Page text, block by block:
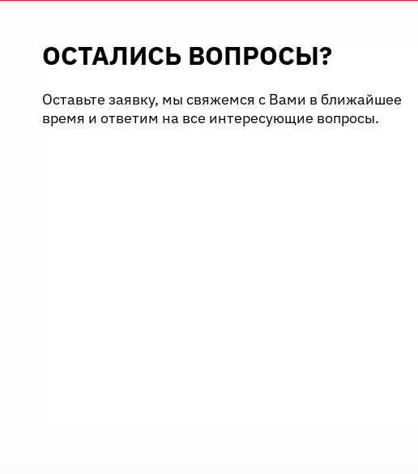
ОСТАЛИСЬ ВОПРОСЫ?
Оставьте заявку, мы свяжемся с Вами в ближайшее
время и ответим на все интересующие вопросы.